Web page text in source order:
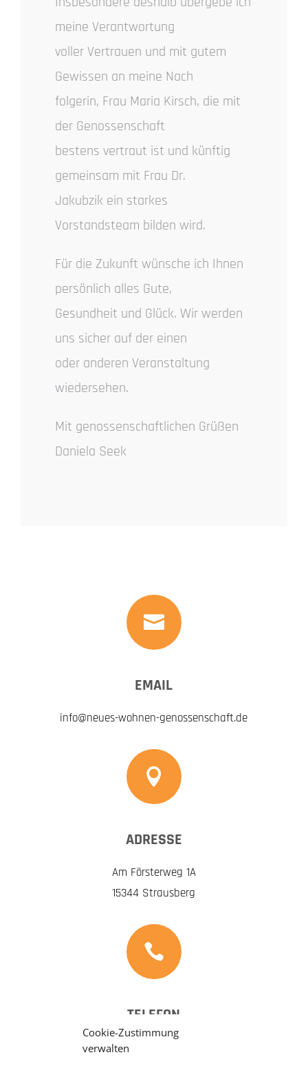
Cookie-Zustimmung
verwalten
meine Verantwortung
voller Vertrauen und mit gutem
Gewissen an meine Nach
folgerin, Frau Maria Kirsch, die mit
der Genossenschaft
bestens vertraut ist und künftig
gemeinsam mit Frau Dr.
Jakubzik ein starkes
Vorstandsteam bilden wird.
Für die Zukunft wünsche ich Ihnen
persönlich alles Gute,
Gesundheit und Glück. Wir werden
uns sicher auf der einen
oder anderen Veranstaltung
wiedersehen.
Mit genossenschaftlichen Grüßen
Daniela Seek

EMAIL
info@neues-wohnen-genossenschaft.de

ADRESSE
Am Försterweg 1A
15344 Strausberg

TELEFON
03341 449285